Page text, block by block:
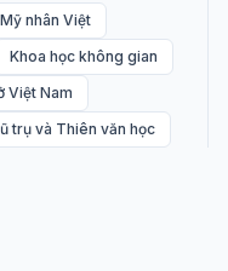
Mỹ nhân Việt
Khoa học không gian
Việt Nam
trụ và Thiên văn học